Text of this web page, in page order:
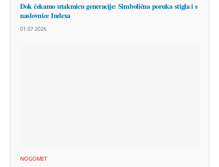
Dok čekamo utakmicu generacije: Simbolična poruka stigla i s
naslovnice Indexa
01.07.2026
NOGOMET